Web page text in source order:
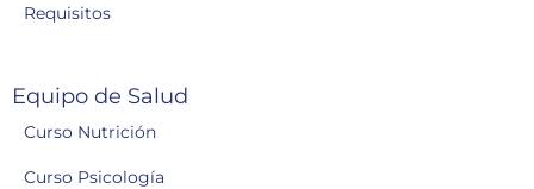
Requisitos
Equipo de Salud
Curso Nutrición
Curso Psicología